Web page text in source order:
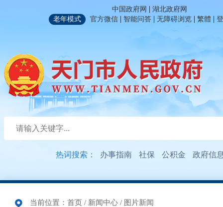
中国政府网 | 湖北政府网
老年模式
官方微信 | 智能问答 | 无障碍浏览 | 繁體 |
热词搜索： 办事指南 社保 公积金 政府信
当前位置： 首页 / 新闻中心 / 图片新闻